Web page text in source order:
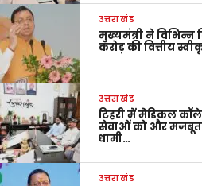
उत्तराखंड
मुख्यमंत्री ने विभिन्न
करोड़ की वित्तीय
उत्तराखंड
टिहरी में मेडिकल
सेवाओं को और मजबूत
धामी…
उत्तराखंड